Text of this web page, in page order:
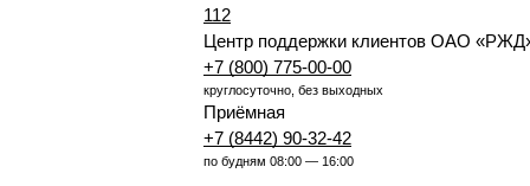
112
Центр поддержки клиентов ОАО
+7 (800) 775-00-00
круглосуточно, без выходных
Приёмная
+7 (8442) 90-32-42
по будням 08:00 — 16:00